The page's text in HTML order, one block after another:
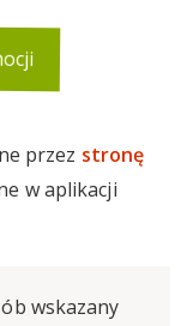
przez stronę
w aplikacji
wskazany